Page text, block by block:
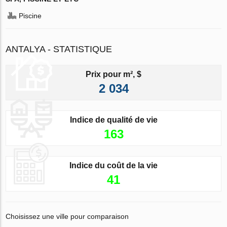
Piscine
ANTALYA - STATISTIQUE
Prix pour m², $
2 034
Indice de qualité de vie
163
Indice du coût de la vie
41
Choisissez une ville pour comparaison